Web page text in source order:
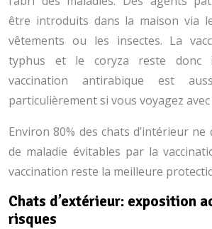
être introduits dans la maison via
vêtements ou les insectes. La
typhus et le coryza reste donc
vaccination antirabique est
particulièrement si vous voyagez
Environ 80% des chats d’intérieur
de maladie évitables par la
vaccination reste la meilleure
Chats d’extérieur: exposition
risques